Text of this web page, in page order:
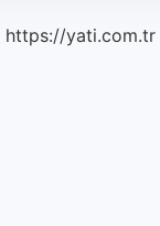
https://yati.com.tr